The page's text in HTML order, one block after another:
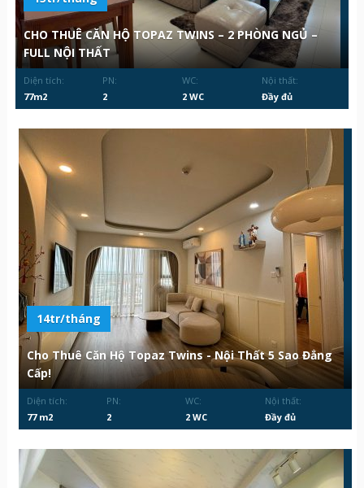
CHO THUÊ CĂN HỘ TOPAZ TWINS – 2 PHÒNG NGỦ –
FULL NỘI THẤT
Diện tích:
77m2
PN:
2
WC:
2 WC
Nội thất:
Đầy đủ
14tr/tháng
Cho Thuê Căn Hộ Topaz Twins - Nội Thất 5 Sao Đẳng
Cấp!
Diện tích:
77 m2
PN:
2
WC:
2 WC
Nội thất:
Đầy đủ